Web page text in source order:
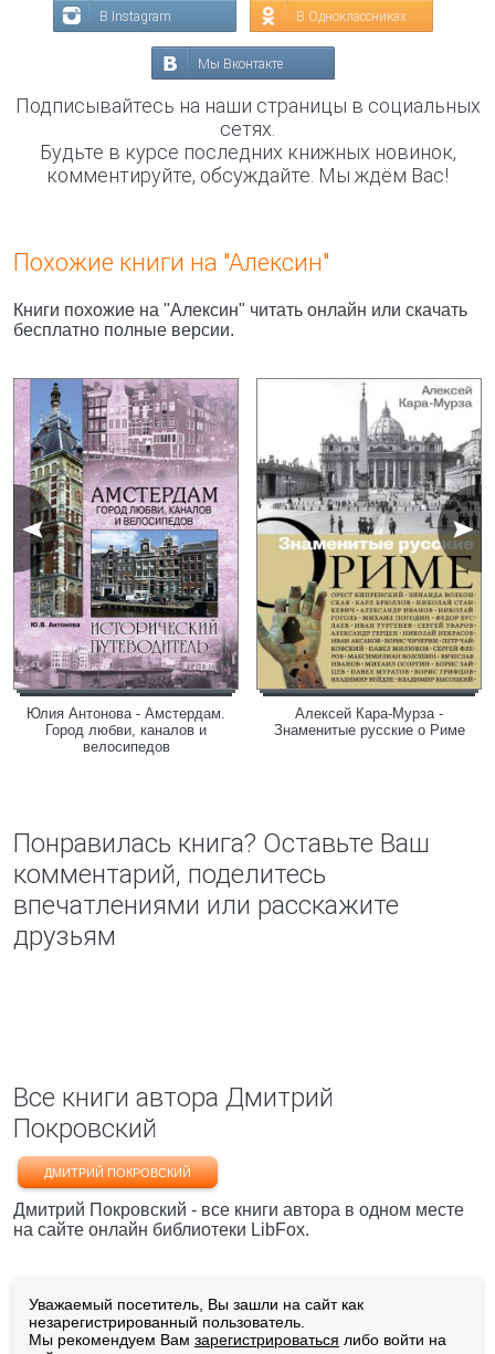
В Instagram В Одноклассниках
Мы Вконтакте
Подписывайтесь на наши страницы в социальных
сетях.
Будьте в курсе последних книжных новинок,
комментируйте, обсуждайте. Мы ждём Вас!
Похожие книги на "Алексин"
Книги похожие на "Алексин" читать онлайн или скачать
бесплатно полные версии.
Юлия Антонова - Амстердам.
Город любви, каналов и
велосипедов
Алексей Кара-Мурза -
Знаменитые русские о Риме
Понравилась книга? Оставьте Ваш
комментарий, поделитесь
впечатлениями или расскажите
друзьям
Все книги автора Дмитрий
Покровский
ДМИТРИЙ ПОКРОВСКИЙ
Дмитрий Покровский - все книги автора в одном месте
на сайте онлайн библиотеки LibFox.
Уважаемый посетитель, Вы зашли на сайт как
незарегистрированный пользователь.
Мы рекомендуем Вам зарегистрироваться либо войти на